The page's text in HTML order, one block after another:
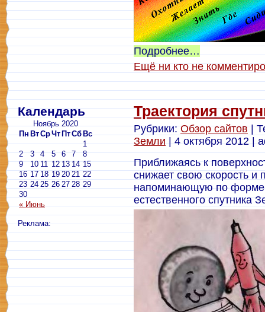
Календарь
Ноябрь 2020
ПнВтСрЧтПтСбВс
« Июнь
1
2
3 4 5 6 7
8
9
10 11 12 13 14 15
16 17 18 19 20 21 22
23 24 25 26 27 28 29
30
Реклама:
Подробнее…
Ещё ни кто не
Траектория
Рубрики:Обзор сайтов|
Земли| 4 октября 2012 |
Приближаясь к
снижает свою скорость и
напоминающую по форме
естественного спутника